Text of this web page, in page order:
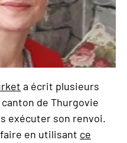
a écrit plusieurs
de Thurgovie
exécuter son renvoi.
en utilisant ce